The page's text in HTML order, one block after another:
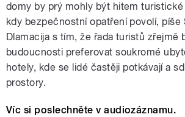
domy by prý mohly být hitem
kdy bezpečnostní opatření povolí, píše
Dlamacija s tím, že řada turistů zřejmě
budoucnosti preferovat soukromé
hotely, kde se lidé častěji potkávají a
prostory.
Víc si poslechněte v audiozáznamu.